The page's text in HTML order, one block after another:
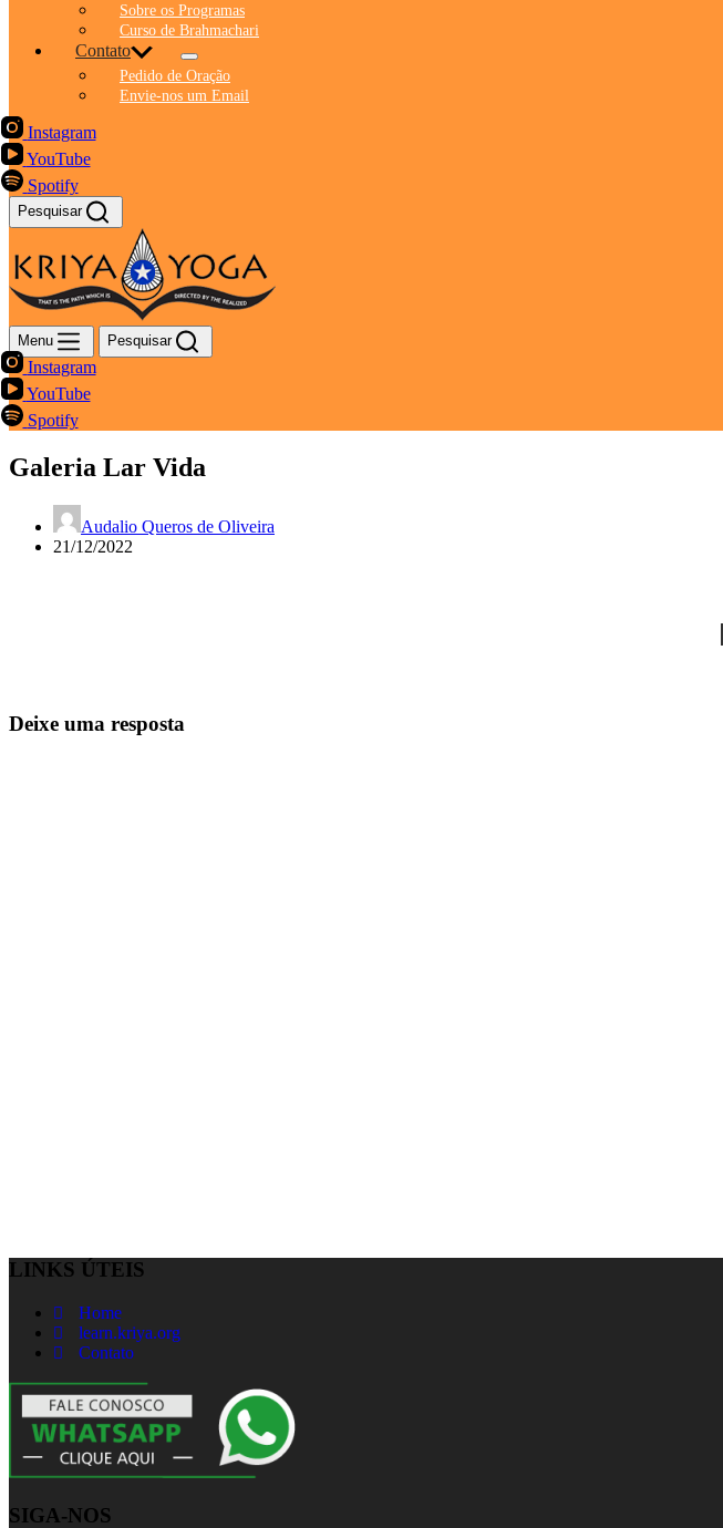
Sobre os Programas
Curso de Brahmachari
Contato
Pedido de Oração
Envie-nos um Email
Instagram
YouTube
Spotify
Pesquisar
Menu Pesquisar
Instagram
YouTube
Spotify
Galeria Lar Vida
Audalio Queros de Oliveira
21/12/2022
Deixe uma resposta
LINKS ÚTEIS
Home
learn.kriya.org
Contato
SIGA-NOS